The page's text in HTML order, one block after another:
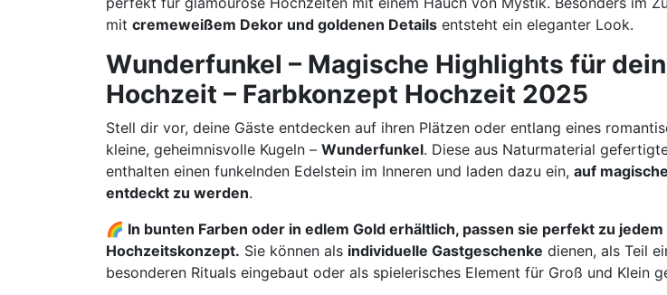
mit cremeweißem Dekor und goldenen Details entsteht ein eleganter Look.
Wunderfunkel – Magische Highlights für
Hochzeit – Farbkonzept Hochzeit 2025
Stell dir vor, deine Gäste entdecken auf ihren Plätzen oder entlang eines
kleine, geheimnisvolle Kugeln – Wunderfunkel. Diese aus Naturmaterial
enthalten einen funkelnden Edelstein im Inneren und laden dazu ein, auf
entdeckt zu werden.
🌈 In bunten Farben oder in edlem Gold erhältlich, passen sie perfekt zu jedem
Hochzeitskonzept. Sie können als individuelle Gastgeschenke dienen, als Teil
besonderen Rituals eingebaut oder als spielerisches Element für Groß und Klein